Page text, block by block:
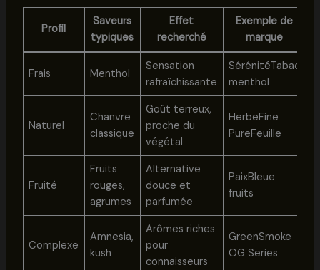
Profil
Saveurs
typiques
Effet
recherché
Exemple de
marque
Frais Menthol
Sensation
rafraîchissante
SérénitéTabac
menthol
Naturel
Chanvre
classique
Goût terreux,
proche du
végétal
HerbeFine
PureFeuille
Fruité
Fruits
rouges,
agrumes
Alternative
douce et
parfumée
PaixBleue
fruits
Complexe
Amnesia,
kush
Arômes riches
pour
connaisseurs
GreenSmoke
OG Series